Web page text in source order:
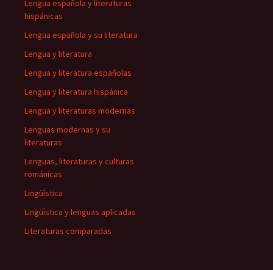
Lengua española y literaturas
hispánicas
Lengua española y su literatura
Lengua y literatura
Lengua y literatura españolas
Lengua y literatura hispánica
Lengua y literaturas modernas
Lenguas modernas y su
literaturas
Lenguas, literaturas y culturas
románicas
Lingüística
Lingüística y lenguas aplicadas
Literaturas comparadas